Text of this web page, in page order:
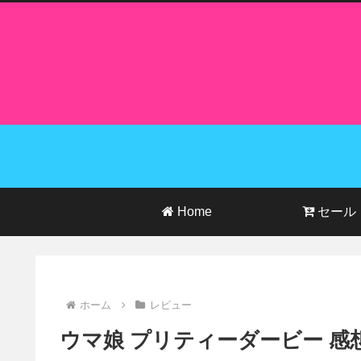
Home セール
ホーム レビュー
ウマ娘 プリティーダービー